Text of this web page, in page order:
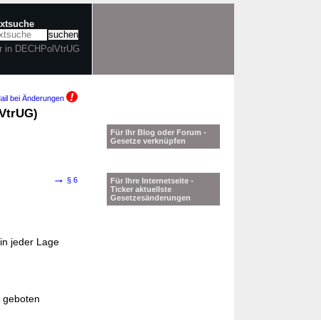
in DECHPolVtrUG
bei Änderungen
→ § 6
jeder Lage
geboten
Für Ihr Blog oder Forum -
Gesetze verknüpfen
Für Ihre Internetseite -
Ticker aktuellste
Gesetzesänderungen